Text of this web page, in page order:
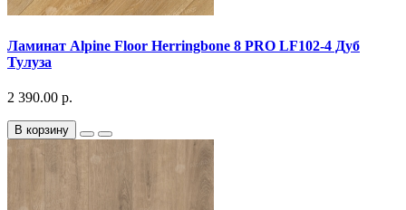
Ламинат Alpine Floor Herringbone 8 PRO LF102-4 Дуб
Тулуза
2 390.00 р.
В корзину